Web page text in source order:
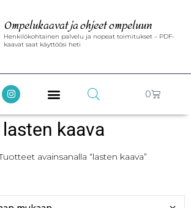
Ompelukaavat ja ohjeet ompeluun
Henkilökohtainen palvelu ja nopeat toimitukset – PDF-
kaavat saat käyttöösi heti
0
lasten kaava
avainsanalla “lasten kaava”